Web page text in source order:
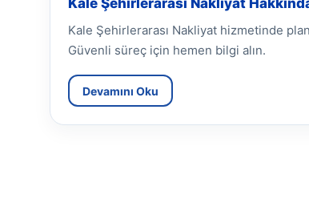
Kale Şehirlerarası Nakliyat
Kale Şehirlerarası Nakliyat hizmetinde
Güvenli süreç için hemen bilgi alın.
Devamını Oku